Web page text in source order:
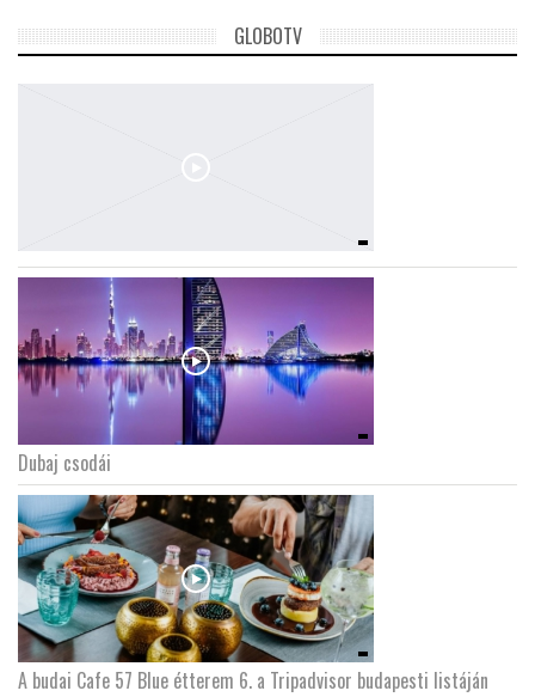
GLOBOTV
Dubaj csodái
A budai Cafe 57 Blue étterem 6. a Tripadvisor budapesti listáján